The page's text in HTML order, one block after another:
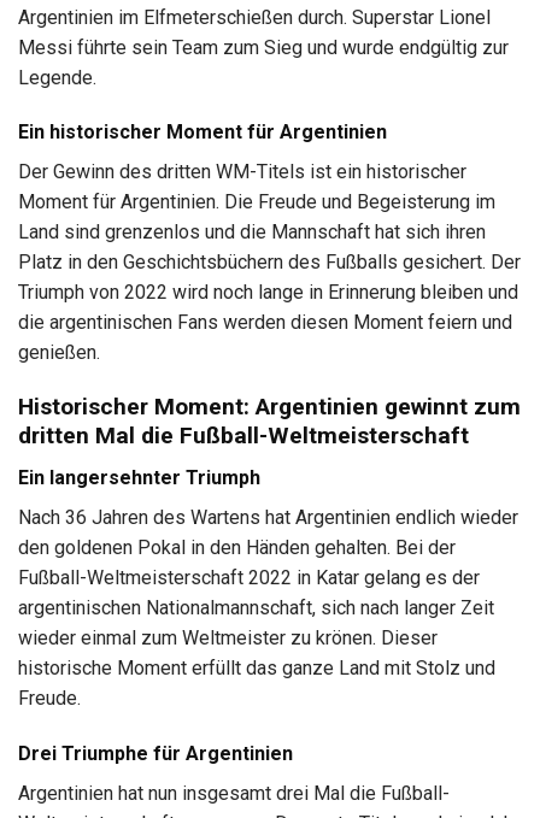
Argentinien im Elfmeterschießen durch. Superstar Lionel
Messi führte sein Team zum Sieg und wurde endgültig zur
Legende.
Ein historischer Moment für Argentinien
Der Gewinn des dritten WM-Titels ist ein historischer
Moment für Argentinien. Die Freude und Begeisterung im
Land sind grenzenlos und die Mannschaft hat sich ihren
Platz in den Geschichtsbüchern des Fußballs gesichert. Der
Triumph von 2022 wird noch lange in Erinnerung bleiben und
die argentinischen Fans werden diesen Moment feiern und
genießen.
Historischer Moment: Argentinien gewinnt zum
dritten Mal die Fußball-Weltmeisterschaft
Ein langersehnter Triumph
Nach 36 Jahren des Wartens hat Argentinien endlich wieder
den goldenen Pokal in den Händen gehalten. Bei der
Fußball-Weltmeisterschaft 2022 in Katar gelang es der
argentinischen Nationalmannschaft, sich nach langer Zeit
wieder einmal zum Weltmeister zu krönen. Dieser
historische Moment erfüllt das ganze Land mit Stolz und
Freude.
Drei Triumphe für Argentinien
Argentinien hat nun insgesamt drei Mal die Fußball-